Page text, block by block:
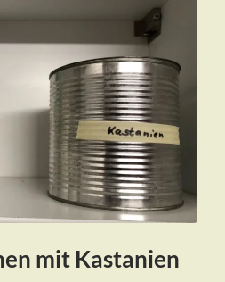
mit Kastanien